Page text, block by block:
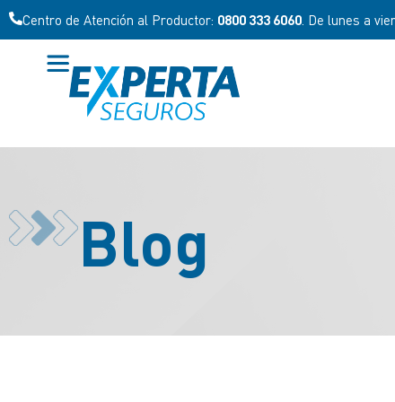
Centro de Atención al Productor: 0800 333 6060 . De lunes a
Blog